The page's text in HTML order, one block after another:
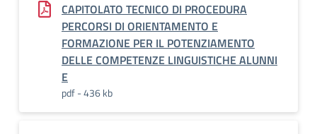
CAPITOLATO TECNICO DI PROCEDURA
PERCORSI DI ORIENTAMENTO E
FORMAZIONE PER IL POTENZIAMENTO
DELLE COMPETENZE LINGUISTICHE ALUNNI
E
pdf - 436 kb